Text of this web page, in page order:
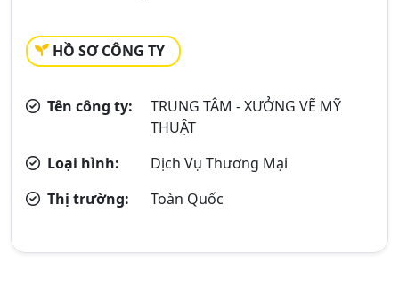
HỒ SƠ CÔNG TY
Tên công ty:
TRUNG TÂM - XƯỞNG VẼ MỸ
THUẬT
Loại hình:
Dịch Vụ Thương Mại
Thị trường:
Toàn Quốc